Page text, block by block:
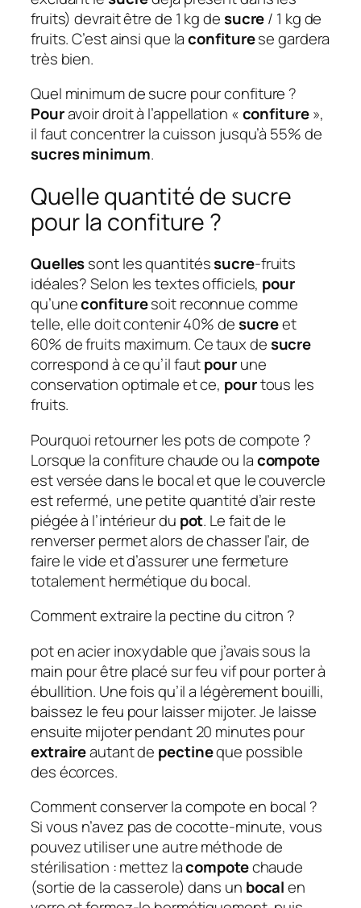
fruits) devrait être de 1 kg desucre/ 1 kg de
fruits. C’est ainsi que laconfiturese gardera
très bien.
Quel minimum de sucre pour confiture ?
Pouravoir droit à l’appellation «confiture»,
il faut concentrer la cuisson jusqu’à 55% de
sucres minimum.
Quelle quantité de sucre
pour la confiture ?
Quellessont les quantitéssucre-fruits
idéales? Selon les textes officiels, pour
qu’uneconfituresoit reconnue comme
telle, elle doit contenir 40% desucreet
60% de fruits maximum. Ce taux desucre
correspond à ce qu’il fautpourune
conservation optimale et ce, pourtous les
fruits.
Pourquoi retourner les pots de compote ?
Lorsque la confiture chaude ou lacompote
est versée dans le bocal et que le couvercle
est refermé, une petite quantité d’air reste
piégée à l’intérieur du pot. Le fait de le
renverser permet alors de chasser l’air, de
faire le vide et d’assurer une fermeture
totalement hermétique du bocal.
Comment extraire la pectine du citron ?
pot en acier inoxydable que j’avais sous la
main pour être placé sur feu vif pour porter à
ébullition. Une fois qu’il a légèrement bouilli,
baissez le feu pour laisser mijoter. Je laisse
ensuite mijoter pendant 20 minutes pour
extraireautant de pectineque possible
des écorces.
Comment conserver la compote en bocal ?
Si vous n’avez pas de cocotte-minute, vous
pouvez utiliser une autre méthode de
stérilisation : mettez lacompotechaude
(sortie de la casserole) dans un bocalen